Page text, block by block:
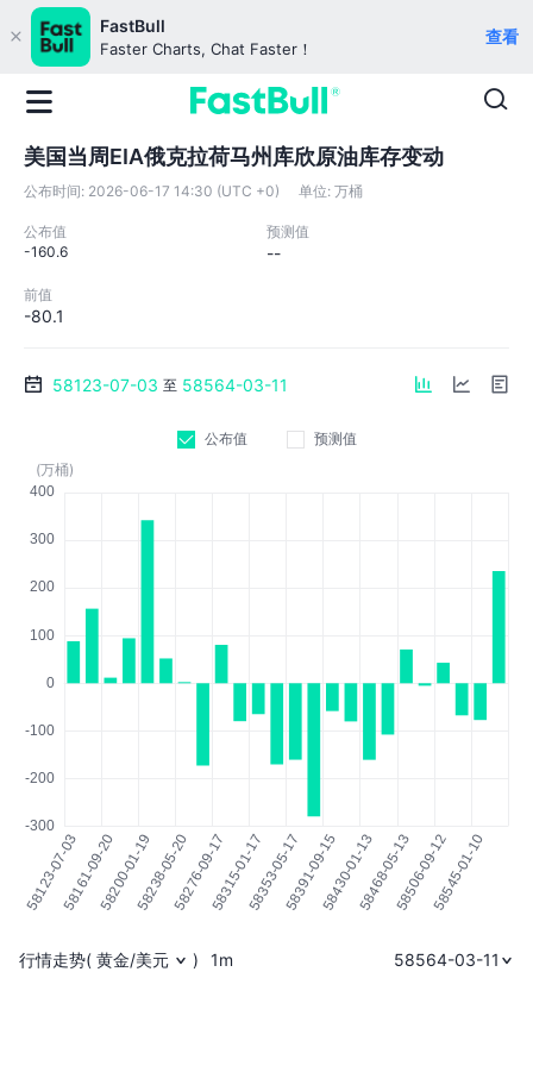
FastBull
Faster Charts, Chat Faster！
查看
美国当周EIA俄克拉荷马州库欣原油库存变动
公布时间: 2026-06-17 14:30 (UTC +0) 单位: 万桶
公布值
-160.6
预测值
--
前值
-80.1
58123-07-03 至 58564-03-11
公布值
预测值
(万桶)
行情走势( 黄金/美元 ) 1m 58564-03-11